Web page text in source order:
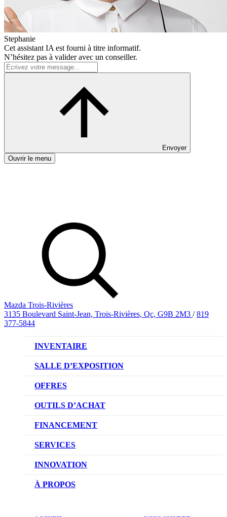
Stephanie
Cet assistant IA est fourni à titre informatif.
N’hésitez pas à valider avec un conseiller.
Envoyer
Ouvrir le menu
Mazda Trois-Rivières
3135 Boulevard Saint-Jean, Trois-Rivières, Qc, G9B 2M3 / 819
377-5844
INVENTAIRE
VÉHICULES NEUFS
VÉHICULES D’OCCASION
SALLE D’EXPOSITION
OFFRES
OFFRES DU CONCESSIONNAIRE
OUTILS D’ACHAT
CONFIGUREZ VOTRE VÉHICULE
RÉSERVEZ UN ESSAI ROUTIER
DEMANDEZ UN PRIX
FINANCEMENT
NOTRE DIFFÉRENCE
DEMANDE DE CRÉDIT AUTO
SERVICES
NOTRE PROMESSE
PRENDRE UN RENDEZ-VOUS
INNOVATION
TECHNOLOGIE SKYACTIV
À PROPOS